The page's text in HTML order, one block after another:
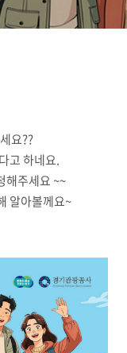
요??
고 하네요.
해주세요 ~~
알아볼께요~